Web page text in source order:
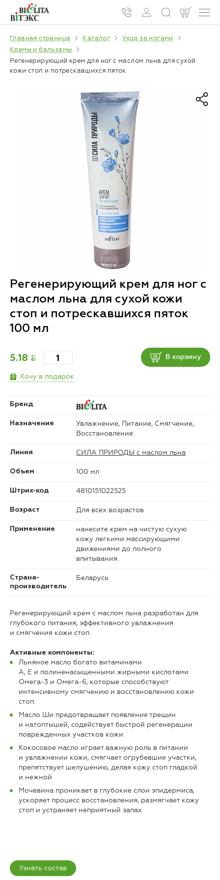
Главная страница Каталог
Уход за ногами
Кремы и бальзамы
Регенерирующий крем для ног с маслом льна для сухой
кожи стоп и потрескавшихся пяток
Регенерирующий крем для ног с
маслом льна для сухой кожи
стоп и потрескавшихся пяток
100 мл
5.18 BYN В корзину
Хочу в подарок
Бренд
Назначение
Увлажнение, Питание, Смягчение,
Восстановление
Линия СИЛА ПРИРОДЫ с маслом льна
Объем 100 мл
Штрих-код 4810151022525
Возраст Для всех возрастов
Применение
нанесите крем на чистую сухую
кожу легкими массирующими
движениями до полного
впитывания.
Страна-
производитель
Беларусь
Регенерирующий крем с маслом льна разработан для
глубокого питания, эффективного увлажнения
и смягчения кожи стоп.
Активные компоненты:
Льняное масло богато витаминами
A, E и полиненасыщенными жирными кислотами
Омега-3 и Омега-6, которые способствуют
интенсивному смягчению и восстановлению кожи
стоп.
Масло Ши предотвращает появление трещин
и натоптышей, содействует быстрой регенерации
поврежденных участков кожи
Кокосовое масло играет важную роль в питании
и увлажнении кожи, смягчает огрубевшие участки,
препятствует шелушению, делая кожу стоп гладкой
и нежной
Мочевина проникает в глубокие слои эпидермиса,
ускоряет процесс восстановления, размягчает кожу
стоп и устраняет неприятный запах
Узнать состав